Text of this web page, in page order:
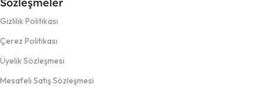
Gizlilik Politikası
Çerez Politikası
Üyelik Sözleşmesi
Mesafeli Satış Sözleşmesi